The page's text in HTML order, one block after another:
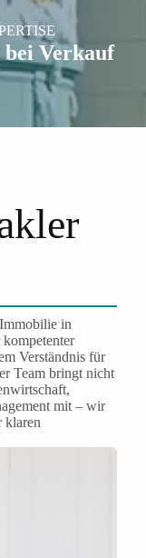
bei Verkauf
in
Verständnis für
Team bringt nicht
mit – wir
klaren